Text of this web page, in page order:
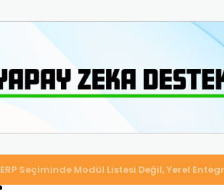
İkizler Aydınlatma, Workcube ERP ile Üretim,